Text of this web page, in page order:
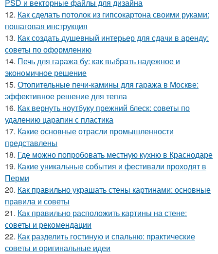
PSD и векторные файлы для дизайна
12. Как сделать потолок из гипсокартона своими руками:
пошаговая инструкция
13. Как создать душевный интерьер для сдачи в аренду:
советы по оформлению
14. Печь для гаража бу: как выбрать надежное и
экономичное решение
15. Отопительные печи-камины для гаража в Москве:
эффективное решение для тепла
16. Как вернуть ноутбуку прежний блеск: советы по
удалению царапин с пластика
17. Какие основные отрасли промышленности
представлены
18. Где можно попробовать местную кухню в Краснодаре
19. Какие уникальные события и фестивали проходят в
Перми
20. Как правильно украшать стены картинами: основные
правила и советы
21. Как правильно расположить картины на стене:
советы и рекомендации
22. Как разделить гостиную и спальню: практические
советы и оригинальные идеи